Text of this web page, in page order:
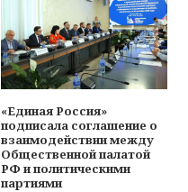
«Единая Россия»
подписала соглашение о
взаимодействии между
Общественной палатой
РФ и политическими
партиями